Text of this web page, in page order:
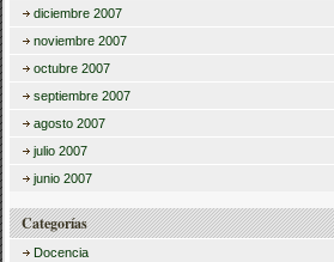
diciembre 2007
noviembre 2007
octubre 2007
septiembre 2007
agosto 2007
julio 2007
junio 2007
Categorías
Docencia